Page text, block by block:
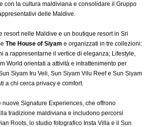
con la cultura maldiviana e consolidare il Gruppo
delle Maldive.
resort nelle Maldive e un boutique resort in Sri
The House of Siyam e organizzati in tre collezioni:
a rappresentarne il vertice di eleganza; Lifestyle,
World orientati a attività e intrattenimento per
Siyam Iru Veli, Sun Siyam Vilu Reef e Sun Siyam
a chi cerca privacy e comfort.
Signature Experiences, che offrono
tradizione maldiviana e includono percorsi
Roots, lo studio fotografico Insta Villa e il Sun